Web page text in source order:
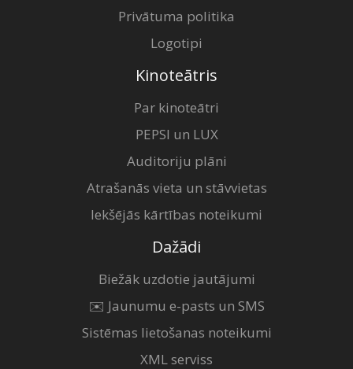
Privātuma politika
Logotipi
Kinoteātris
Par kinoteātri
PEPSI un LUX
Auditoriju plāni
Atrašanās vieta un stāvvietas
Iekšējās kārtības noteikumi
Dažādi
Biežāk uzdotie jautājumi
✉️ Jaunumu e-pasts un SMS
Sistēmas lietošanas noteikumi
XML serviss